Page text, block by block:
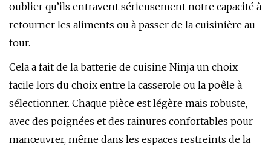
oublier qu’ils entravent sérieusement notre capacité à
retourner les aliments ou à passer de la cuisinière au
four.
Cela a fait de la batterie de cuisine Ninja un choix
facile lors du choix entre la casserole ou la poêle à
sélectionner. Chaque pièce est légère mais robuste,
avec des poignées et des rainures confortables pour
manœuvrer, même dans les espaces restreints de la